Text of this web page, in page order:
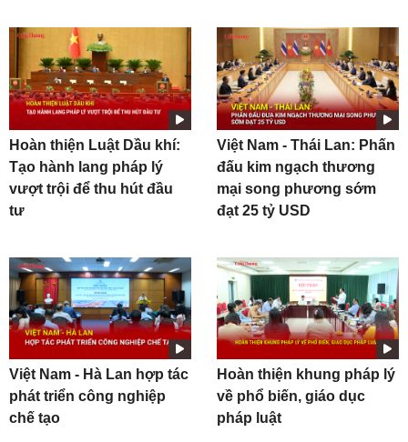
Hoàn thiện Luật Dầu khí:
Tạo hành lang pháp lý
vượt trội để thu hút đầu
tư
Việt Nam - Thái Lan: Phấn
đấu kim ngạch thương
mại song phương sớm
đạt 25 tỷ USD
Việt Nam - Hà Lan hợp tác
phát triển công nghiệp
chế tạo
Hoàn thiện khung pháp lý
về phổ biến, giáo dục
pháp luật